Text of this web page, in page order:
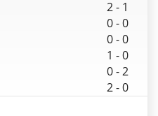
2- 1
0-0
0-0
1 -0
0-2
2-0